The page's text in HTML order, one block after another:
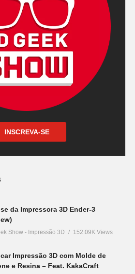
INSCREVA-SE
da Impressora 3D Ender-3
Show - Impressão 3D 152.09K Views
Impressão 3D com Molde de
e Resina – Feat. KakaCraft